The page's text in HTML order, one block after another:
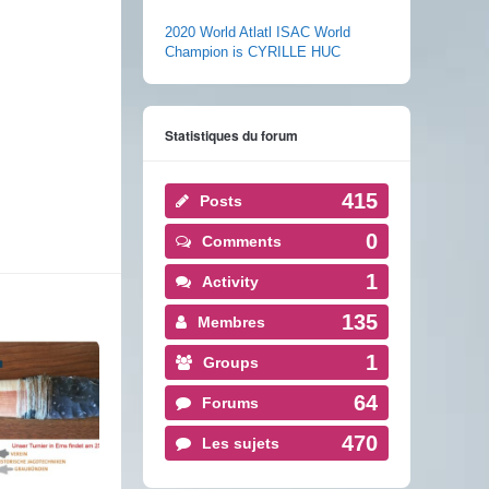
2020 World Atlatl ISAC World
Champion is CYRILLE HUC
Statistiques du forum
Posts 415
Comments 0
Activity 1
Membres 135
Groups 1
Forums 64
Les sujets 470